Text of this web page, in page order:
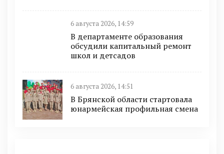
6 августа 2026, 14:59
В департаменте образования
обсудили капитальный ремонт
школ и детсадов
6 августа 2026, 14:51
В Брянской области стартовала
юнармейская профильная смена